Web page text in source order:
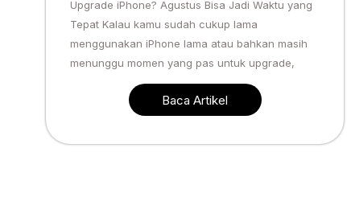
Upgrade iPhone? Agustus Bisa Jadi Waktu yang
Tepat Kalau kamu sudah cukup lama
menggunakan iPhone lama atau bahkan masih
menunggu momen yang pas untuk upgrade,
Baca Artikel